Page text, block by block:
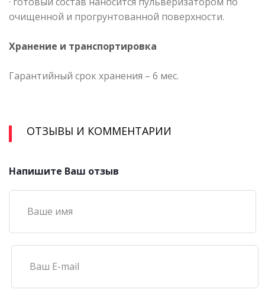
очищенной и прогрунтованной поверхности.
Хранение и транспортировка
Гарантийный срок хранения – 6 мес.
ОТЗЫВЫ И КОММЕНТАРИИ
Напишите Ваш отзыв